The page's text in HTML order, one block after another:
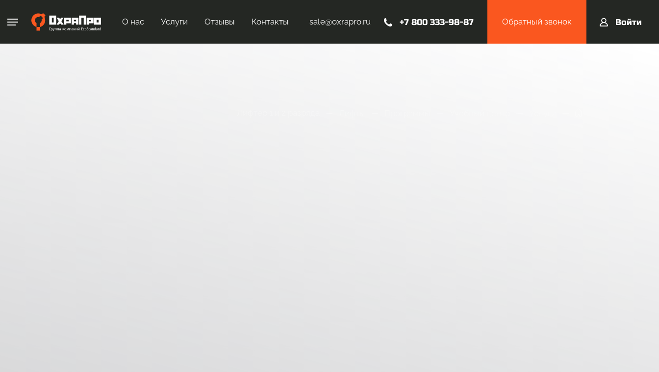
О нас Услуги Отзывы Контакты sale@oxrapro.ru +7 800 333-98-87 Обратный звонок Войти